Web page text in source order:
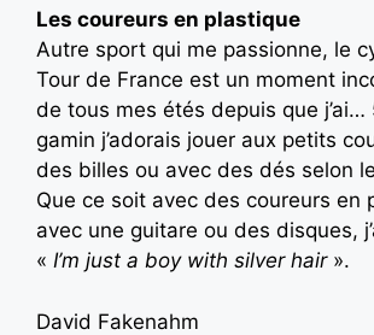
Les coureurs en plastique
Autre sport qui me passionne, le
Tour de France est un moment
de tous mes étés depuis que j’ai…
gamin j’adorais jouer aux petits
des billes ou avec des dés selon
Que ce soit avec des coureurs en
avec une guitare ou des disques,
« I’m just a boy with silver hair».
David Fakenahm